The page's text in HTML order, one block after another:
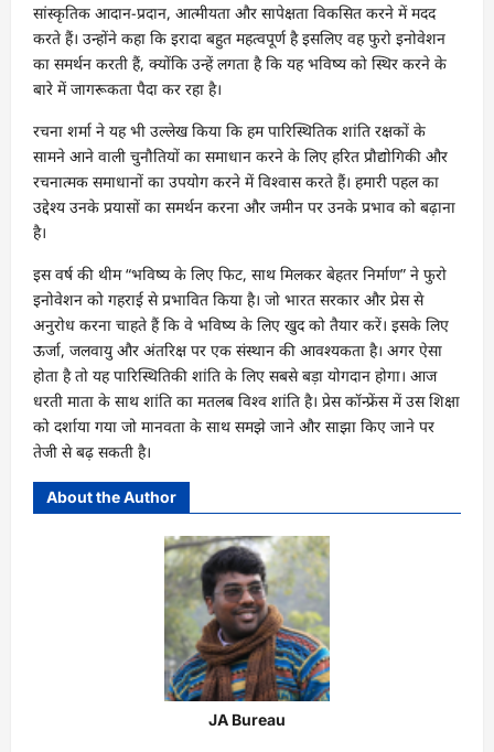
सांस्कृतिक आदान-प्रदान, आत्मीयता और सापेक्षता विकसित करने में मदद
करते हैं। उन्होंने कहा कि इरादा बहुत महत्वपूर्ण है इसलिए वह फुरो इनोवेशन
का समर्थन करती हैं, क्योंकि उन्हें लगता है कि यह भविष्य को स्थिर करने के
बारे में जागरूकता पैदा कर रहा है।
रचना शर्मा ने यह भी उल्लेख किया कि हम पारिस्थितिक शांति रक्षकों के
सामने आने वाली चुनौतियों का समाधान करने के लिए हरित प्रौद्योगिकी और
रचनात्मक समाधानों का उपयोग करने में विश्वास करते हैं। हमारी पहल का
उद्देश्य उनके प्रयासों का समर्थन करना और जमीन पर उनके प्रभाव को बढ़ाना
है।
इस वर्ष की थीम “भविष्य के लिए फिट, साथ मिलकर बेहतर निर्माण” ने फुरो
इनोवेशन को गहराई से प्रभावित किया है। जो भारत सरकार और प्रेस से
अनुरोध करना चाहते हैं कि वे भविष्य के लिए खुद को तैयार करें। इसके लिए
ऊर्जा, जलवायु और अंतरिक्ष पर एक संस्थान की आवश्यकता है। अगर ऐसा
होता है तो यह पारिस्थितिकी शांति के लिए सबसे बड़ा योगदान होगा। आज
धरती माता के साथ शांति का मतलब विश्व शांति है। प्रेस कॉन्फ्रेंस में उस शिक्षा
को दर्शाया गया जो मानवता के साथ समझे जाने और साझा किए जाने पर
तेजी से बढ़ सकती है।
About the Author
JA Bureau